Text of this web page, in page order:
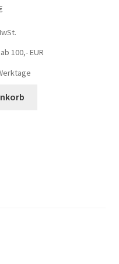
100,- EUR